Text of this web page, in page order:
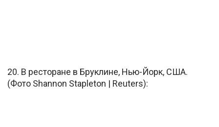
20. В ресторане в Бруклине, Нью-Йорк, США.
(Фото Shannon Stapleton | Reuters):